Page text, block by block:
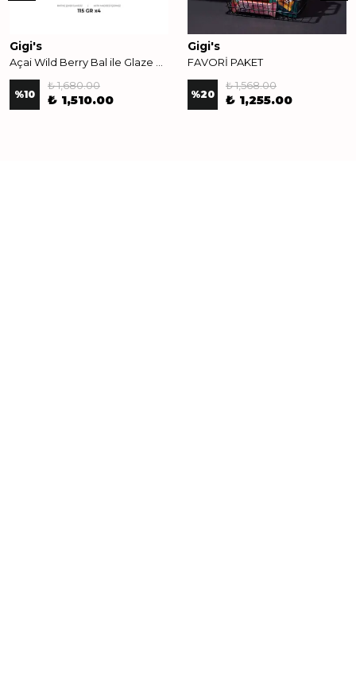
Gigi's
%10
₺ 1,680.00
₺ 1,510.00
Gigi's
FAVORİ PAKET
%20
₺ 1,568.00
₺ 1,255.00